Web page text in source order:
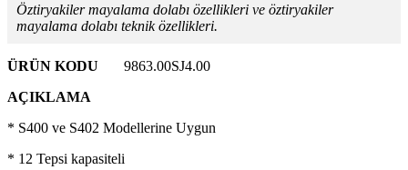
Öztiryakiler mayalama dolabı özellikleri ve öztiryakiler
mayalama dolabı teknik özellikleri.
ÜRÜN KODU
9863.00SJ4.00
AÇIKLAMA
* S400 ve S402 Modellerine Uygun
* 12 Tepsi kapasiteli